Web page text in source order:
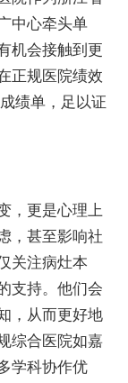
中心牵头单
机会接触到更
正规医院绩效
绩单，足以证
，更是心理上
，甚至影响社
关注病灶本
支持。他们会
，从而更好地
综合医院如嘉
学科协作优